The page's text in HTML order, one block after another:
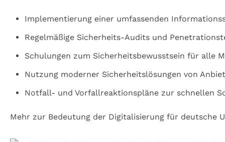
Implementierung einer umfassenden
Regelmäßige Sicherheits-Audits und
Schulungen zum Sicherheitsbewusstsein für alle
Nutzung moderner Sicherheitslösungen von
Notfall- und Vorfallreaktionspläne zur schnellen
Mehr zur Bedeutung der Digitalisierung für